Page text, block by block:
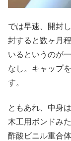
では早速、開封
封すると数ヶ月
いるというのが
なし。キャップ
す。
ともあれ、中身
木工用ボンドみ
酢酸ビニル重合